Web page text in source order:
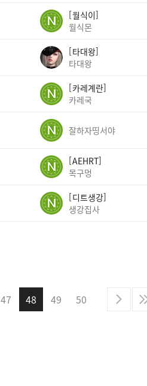
월식이
월식몬
타대왕
타대왕
카레계란
카레국
잘하자띵서야
AEHRT
목구멍
디트생강
생강집사
47 48 49 50